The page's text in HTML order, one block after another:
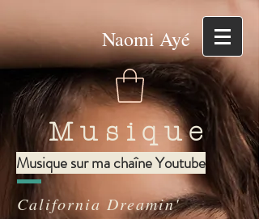
Naomi Ayé
Musique
Musique sur ma chaîne Youtube
California Dreamin'